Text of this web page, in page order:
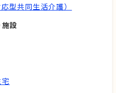
型共同生活介護）
設